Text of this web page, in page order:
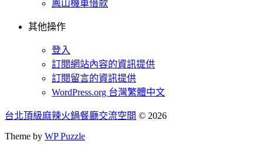
鳳山機車借款
其他操作
登入
訂閱網站內容的資訊提供
訂閱留言的資訊提供
WordPress.org 台灣繁體中文
台北頂級麻辣火鍋餐廳交流空間 © 2026
Theme by WP Puzzle